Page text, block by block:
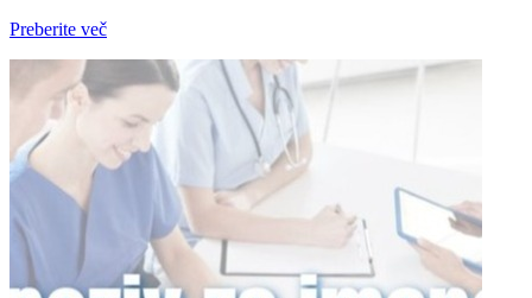
Preberite več